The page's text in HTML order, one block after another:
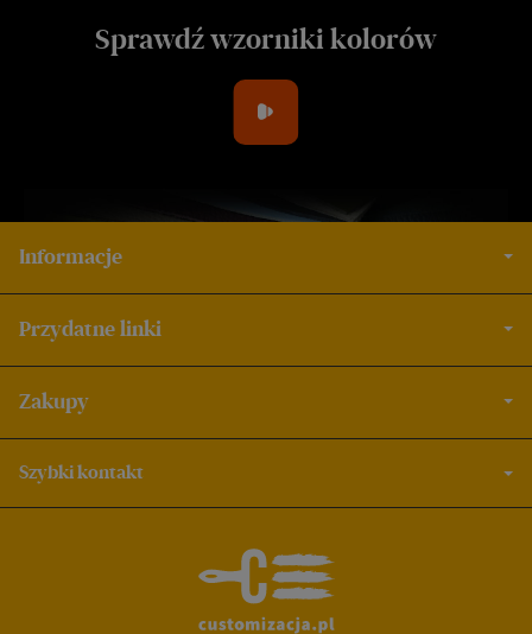
Sprawdź wzorniki kolorów
Informacje
Przydatne linki
Zakupy
Szybki kontakt